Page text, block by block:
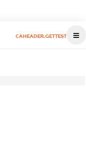
CAHEADER.GETTEST